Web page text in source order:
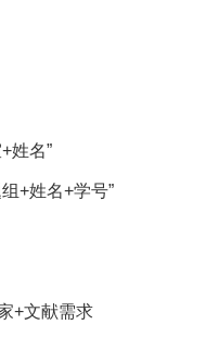
姓名”
+姓名+学号”
+文献需求